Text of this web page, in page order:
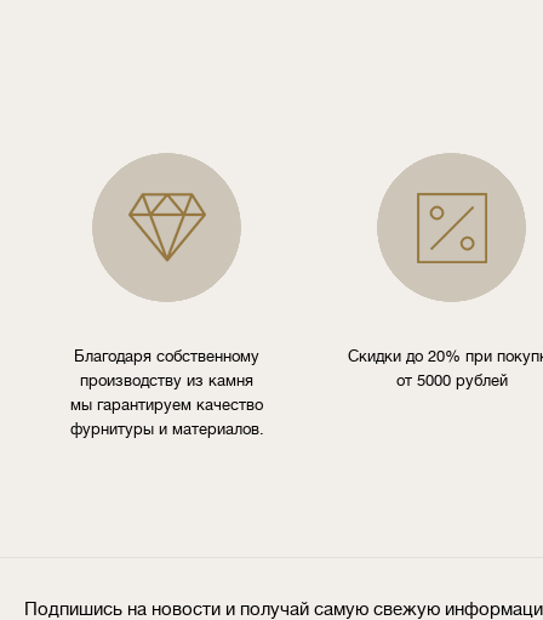
Благодаря собственному
производству из камня
мы гарантируем качество
фурнитуры и материалов.
Скидки до 20% при
от 5000 рублей
Подпишись на новости и получай самую свежую